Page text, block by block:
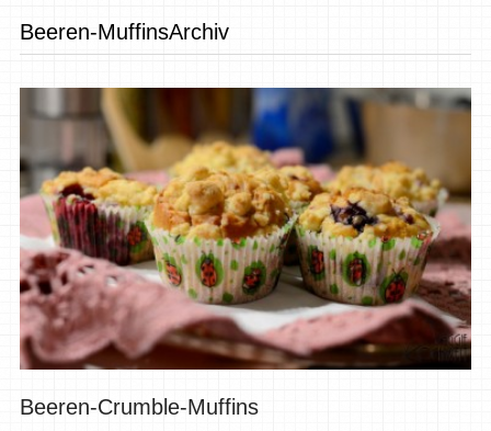
Beeren-MuffinsArchiv
Beeren-Crumble-Muffins